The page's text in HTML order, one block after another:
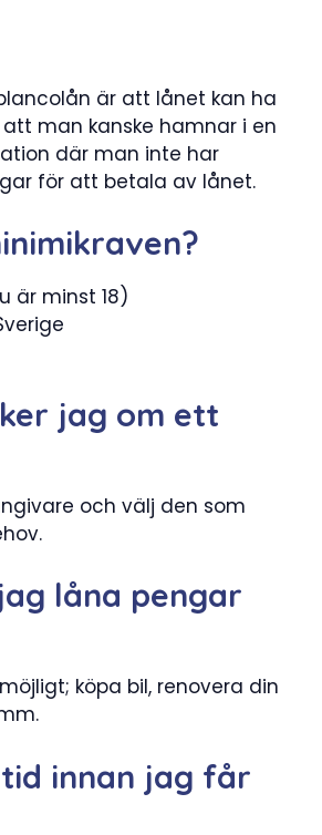
är att lånet kan ha
man kanske hamnar i en
där man inte har
för att betala av lånet.
är minst 18)
jag om ett
och välj den som
låna pengar
köpa bil, renovera din
innan jag får